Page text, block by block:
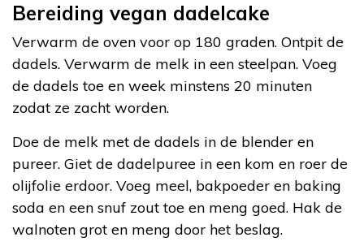
Bereiding vegan dadelcake
Verwarm de oven voor op 180 graden. Ontpit de
dadels. Verwarm de melk in een steelpan. Voeg
de dadels toe en week minstens 20 minuten
zodat ze zacht worden.
Doe de melk met de dadels in de blender en
pureer. Giet de dadelpuree in een kom en roer de
olijfolie erdoor. Voeg meel, bakpoeder en baking
soda en een snuf zout toe en meng goed. Hak de
walnoten grot en meng door het beslag.